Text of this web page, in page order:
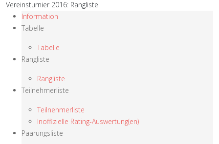
Vereinsturnier 2016: Rangliste
Information
Tabelle
Tabelle
Rangliste
Rangliste
Teilnehmerliste
Teilnehmerliste
Inoffizielle Rating-Auswertung(en)
Paarungsliste